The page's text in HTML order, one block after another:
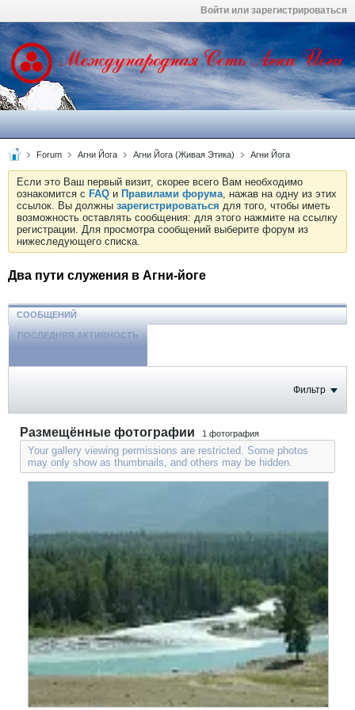
Войти или зарегистрироваться
Forum Агни Йога Агни Йога (Живая Этика) Агни Йога
Если это Ваш первый визит, скорее всего Вам необходимо
ознакомится с FAQ и Правилами форума, нажав на одну из этих
ссылок. Вы должны зарегистрироваться для того, чтобы иметь
возможность оставлять сообщения: для этого нажмите на ссылку
регистрации. Для просмотра сообщений выберите форум из
нижеследующего списка.
Два пути служения в Агни-йоге
СООБЩЕНИЙ
ПОСЛЕДНЯЯ АКТИВНОСТЬ
Фильтр
Размещённые фотографии 1 фотография
Your gallery viewing permissions are restricted. Some photos
may only show as thumbnails, and others may be hidden.